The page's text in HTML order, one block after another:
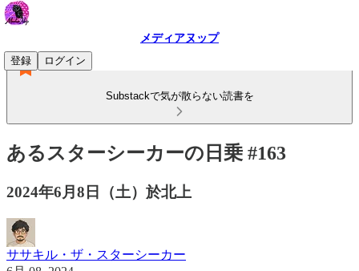
メディアヌップ
登録
ログイン
Substackで気が散らない読書を
あるスターシーカーの日乗 #163
2024年6月8日（土）於北上
ササキル・ザ・スターシーカー